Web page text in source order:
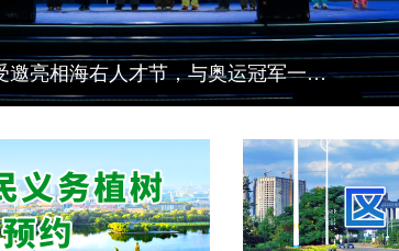
南公园赏花打卡集锦